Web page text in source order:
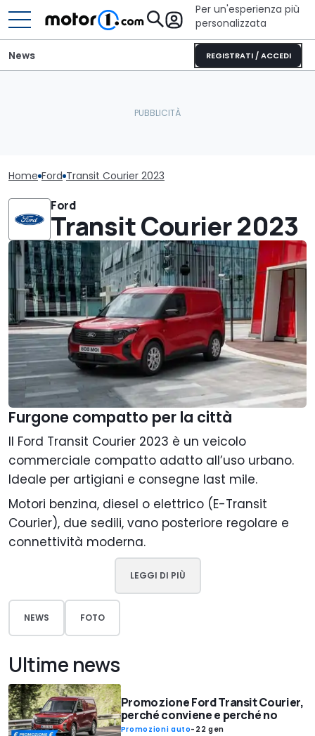
Per un'esperienza più
personalizzata
REGISTRATI / ACCEDI
News
Home Ford Transit Courier 2023
Ford
Transit Courier 2023
Furgone compatto per la città
Il Ford Transit Courier 2023 è un veicolo
commerciale compatto adatto all’uso urbano.
Ideale per artigiani e consegne last mile.
Motori benzina, diesel o elettrico (E-Transit
Courier), due sedili, vano posteriore regolare e
connettività moderna.
LEGGI DI PIÙ
NEWS FOTO
Ultime news
Promozione Ford Transit Courier,
perché conviene e perché no
Promozioni auto- 22 gen